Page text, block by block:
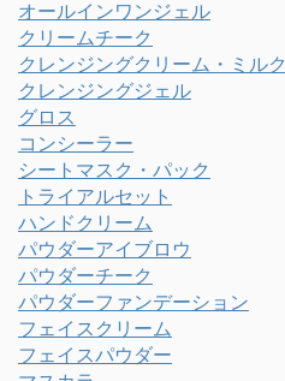
オールインワンジェル
クリームチーク
クレンジングクリーム・ミルク
クレンジングジェル
グロス
コンシーラー
シートマスク・パック
トライアルセット
ハンドクリーム
パウダーアイブロウ
パウダーチーク
パウダーファンデーション
フェイスクリーム
フェイスパウダー